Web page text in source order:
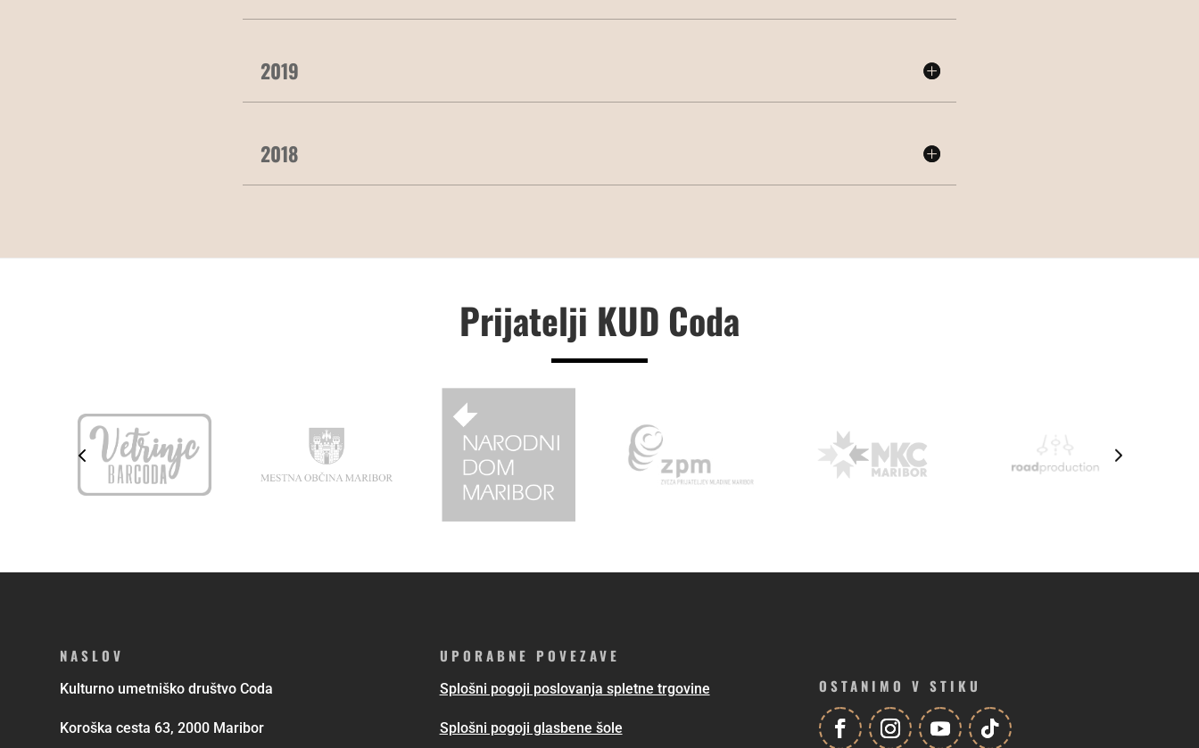
2019
2018
Prijatelji KUD Coda
NASLOV
Kulturno umetniško društvo Coda
Koroška cesta 63, 2000 Maribor
UPORABNE POVEZAVE
Splošni pogoji poslovanja spletne trgovine
Splošni pogoji glasbene šole
OSTANIMO V STIKU